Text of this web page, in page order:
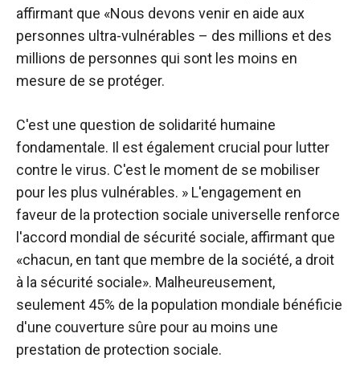
affirmant que «Nous devons venir en aide aux
personnes ultra-vulnérables – des millions et des
millions de personnes qui sont les moins en
mesure de se protéger.
C'est une question de solidarité humaine
fondamentale. Il est également crucial pour lutter
contre le virus. C'est le moment de se mobiliser
pour les plus vulnérables. » L'engagement en
faveur de la protection sociale universelle renforce
l'accord mondial de sécurité sociale, affirmant que
«chacun, en tant que membre de la société, a droit
à la sécurité sociale». Malheureusement,
seulement 45% de la population mondiale bénéficie
d'une couverture sûre pour au moins une
prestation de protection sociale.